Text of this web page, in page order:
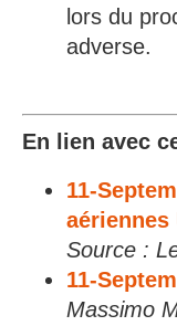
lors du
adverse.
En lien avec
11-
Source :
11-
Massimo